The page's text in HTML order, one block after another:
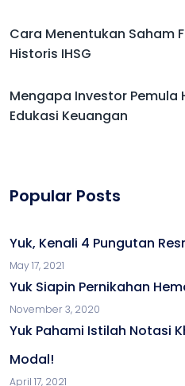
Cara Menentukan Saham
Historis IHSG
Mengapa Investor Pemula
Edukasi Keuangan
Popular Posts
Yuk, Kenali 4 Pungutan
May 17, 2021
Yuk Siapin Pernikahan
November 3, 2020
Yuk Pahami Istilah Notasi
Modal!
April 17, 2021